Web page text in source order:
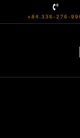
+84.336-276-